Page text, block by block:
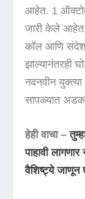
आहेत. 1
जारी केले आहेत,
कॉल आणि संदेश
झाल्यानंतरही
नवनवीन
सापळ्यात
हेही वाचा –
पाहावी
वैशिष्ट्ये जाणून